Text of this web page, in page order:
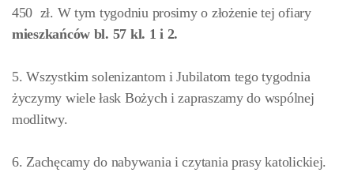
450 zł. W tym tygodniu prosimy o złożenie tej ofiary
mieszkańców bl. 57 kl. 1 i 2.
5. Wszystkim solenizantom i Jubilatom tego tygodnia
życzymy wiele łask Bożych i zapraszamy do wspólnej
modlitwy.
6. Zachęcamy do nabywania i czytania prasy katolickiej.